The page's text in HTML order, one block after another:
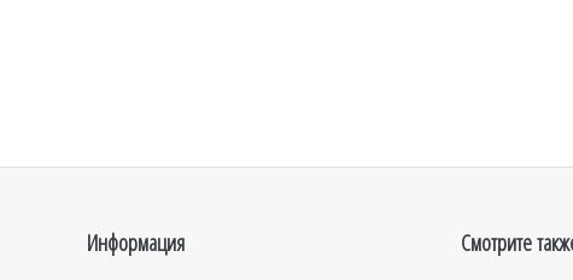
Информация Смотрите